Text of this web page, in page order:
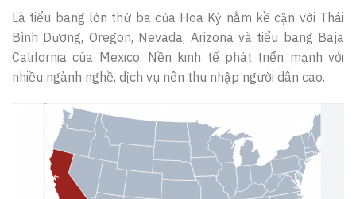
Là tiểu bang lớn thứ ba của Hoa Kỳ nằm kề cận với Thái
Bình Dương, Oregon, Nevada, Arizona và tiểu bang Baja
California của Mexico. Nền kinh tế phát triển mạnh với
nhiều ngành nghề, dịch vụ nên thu nhập người dân cao.